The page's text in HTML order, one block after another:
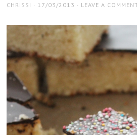
AUTHOR
CHRISSI
POSTED
17/03/2013 LEAVE A